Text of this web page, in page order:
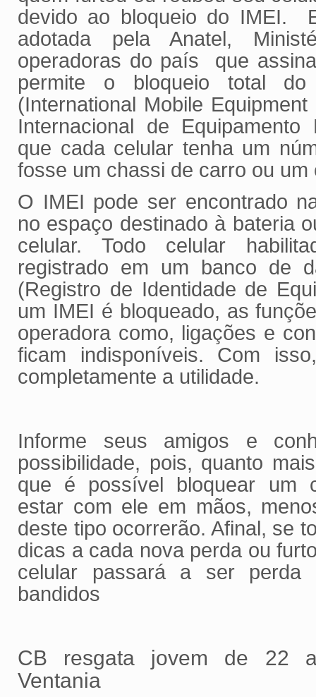
devido ao bloqueio do IMEI.
adotada pela Anatel,
operadoras do país que
permite o bloqueio total
(International Mobile
Internacional de
que cada celular tenha um
fosse um chassi de carro ou
O IMEI pode ser encontrado
no espaço destinado à bateria
celular. Todo celular
registrado em um banco de
(Registro de Identidade de
um IMEI é bloqueado, as
operadora como, ligações e
ficam indisponíveis. Com
completamente a utilidade.
Informe seus amigos e
possibilidade, pois, quanto
que é possível bloquear um
estar com ele em mãos,
deste tipo ocorrerão. Afinal, se
dicas a cada nova perda ou
celular passará a ser
bandidos
CB resgata jovem de 22
Ventania